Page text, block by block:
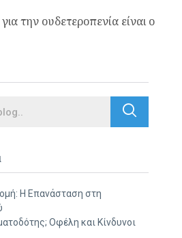
την ουδετεροπενία είναι ο
Search
Η Επανάσταση στη
Οφέλη και Κίνδυνοι